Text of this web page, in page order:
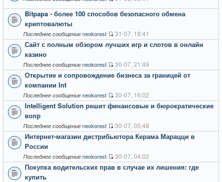
Bitpapa - более 100 способов безопасного обмена
криптовалюты
Последнее сообщение neokorest 31-07, 18:41
Сайт с полным обзором лучших игр и слотов в онлайн
казино
Последнее сообщение neokorest 30-07, 21:49
Открытие и сопровождение бизнеса за границей от
компании Int
Последнее сообщение neokorest 30-07, 16:02
Intelligent Solution решит финансовые и бюрократические
вопр
Последнее сообщение neokorest 30-07, 05:48
Интернет-магазин дистрибьютора Керама Марацци в
России
Последнее сообщение neokorest 30-07, 04:02
Покупка водительских прав в случае их лишения: где
купить